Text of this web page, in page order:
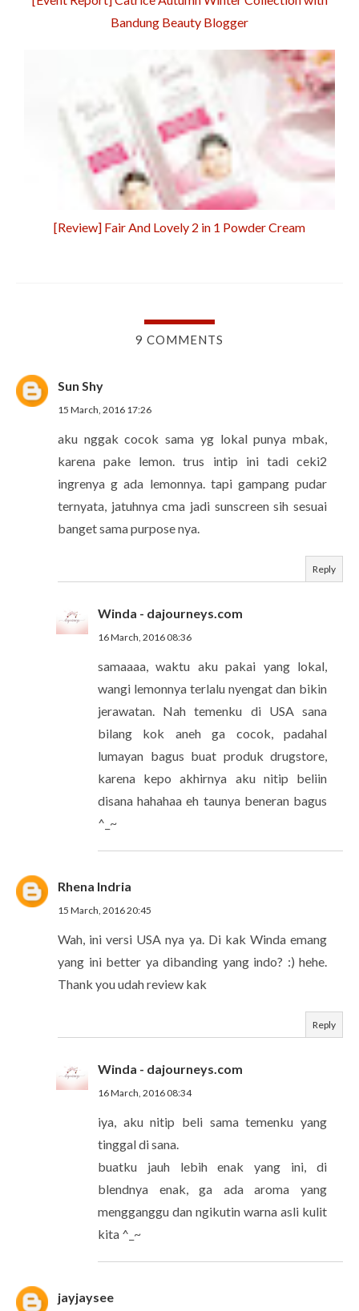
Bandung Beauty Blogger
[Review] Fair And Lovely 2 in 1 Powder Cream
9 COMMENTS
Sun Shy
15 March, 2016 17:26
aku nggak cocok sama yg lokal punya mbak,
karena pake lemon. trus intip ini tadi ceki2
ingrenya g ada lemonnya. tapi gampang pudar
ternyata, jatuhnya cma jadi sunscreen sih sesuai
banget sama purpose nya.
Reply
Winda - dajourneys.com
16 March, 2016 08:36
samaaaa, waktu aku pakai yang lokal,
wangi lemonnya terlalu nyengat dan bikin
jerawatan. Nah temenku di USA sana
bilang kok aneh ga cocok, padahal
lumayan bagus buat produk drugstore,
karena kepo akhirnya aku nitip beliin
disana hahahaa eh taunya beneran bagus
^_~
Rhena Indria
15 March, 2016 20:45
Wah, ini versi USA nya ya. Di kak Winda emang
yang ini better ya dibanding yang indo? :) hehe.
Thank you udah review kak
Reply
Winda - dajourneys.com
16 March, 2016 08:34
iya, aku nitip beli sama temenku yang
tinggal di sana.
buatku jauh lebih enak yang ini, di
blendnya enak, ga ada aroma yang
mengganggu dan ngikutin warna asli kulit
kita ^_~
jayjaysee